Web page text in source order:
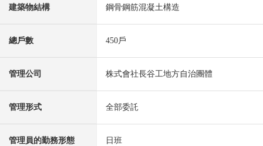
建築物結構 鋼骨鋼筋混凝土構造
總戶數 450戶
管理公司 株式會社長谷工地方自治團體
管理形式 全部委託
管理員的勤務形態 日班